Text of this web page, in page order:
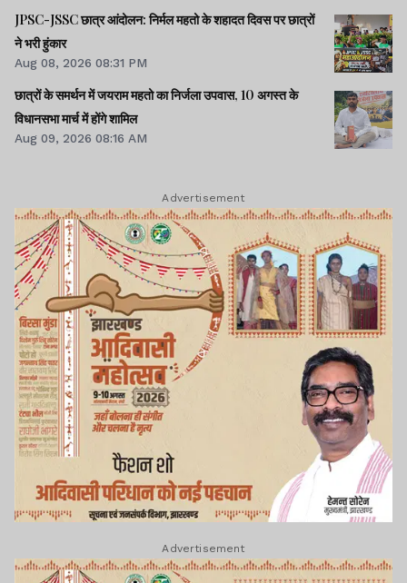
JPSC-JSSC छात्र आंदोलन: निर्मल महतो के शहादत दिवस पर छात्रों
ने भरी हुंकार
Aug 08, 2026 08:31 PM
छात्रों के समर्थन में जयराम महतो का निर्जला उपवास, 10 अगस्त के
विधानसभा मार्च में होंगे शामिल
Aug 09, 2026 08:16 AM
Advertisement
Advertisement